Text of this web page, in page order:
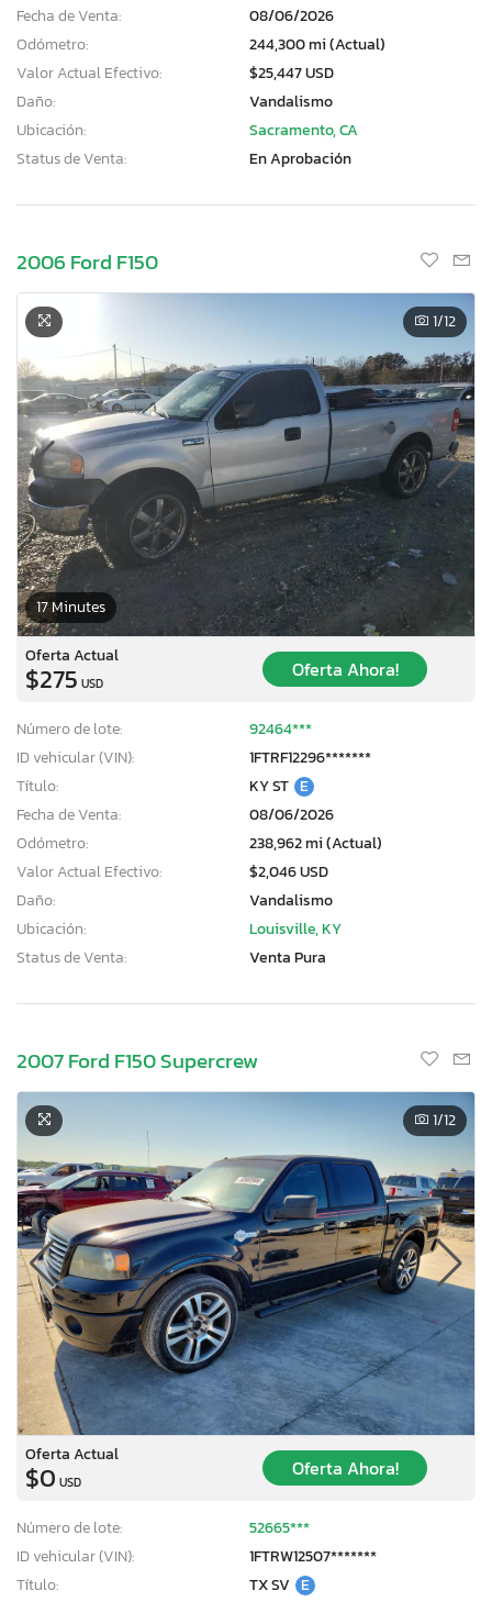
Fecha de Venta:
08/06/2026
Odómetro:
244,300 mi (Actual)
Valor Actual Efectivo:
$25,447 USD
Daño:
Vandalismo
Ubicación:
Sacramento, CA
Status de Venta:
En Aprobación
2006 Ford F150
17 Minutes
1/12
Oferta Actual
$275 USD
Oferta Ahora!
Número de lote:
92464***
ID vehicular (VIN):
1FTRF12296*******
Título:
KY ST E
Fecha de Venta:
08/06/2026
Odómetro:
238,962 mi (Actual)
Valor Actual Efectivo:
$2,046 USD
Daño:
Vandalismo
Ubicación:
Louisville, KY
Status de Venta:
Venta Pura
2007 Ford F150 Supercrew
1/12
Oferta Actual
$0 USD
Oferta Ahora!
Número de lote:
52665***
ID vehicular (VIN):
1FTRW12507*******
Título:
TX SV E
×